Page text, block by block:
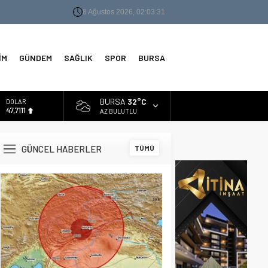
8 Ağustos 2026, 02:03:32
GÜNDEM SAĞLIK SPOR BURSA
DOLAR
47,7111
BİST
13.779,39
BURSA 32°C
AZ BULUTLU
GÜNCEL HABERLER TÜMÜ